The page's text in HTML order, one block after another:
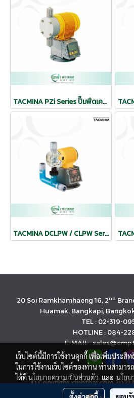
TACMINA PZi Series ปั๊มฟีดเคมีแม่นยำสูง ปั๊มเคมีปรับการไหล
TACMINA DCLPW / CLPW Series ชุดปั๊มโดสเคมี มีคอนโทรลเลอร์
20 Soi Ramkhamhaeng 16, 2nd
Huamak, Bangkapi,
TEL : 02-319-
HOTLINE : 084-
E-MAIL :
© Copyright cmpthai.com 2021
นโยบายคุ้มครองข้อมูลส่วนบุคค
เว็บไซต์นี้มีการใช้งานคุกกี้ เพื่อเพิ่มประ
ในการใช้งานเว็บไซต์ของท่าน ท่านสามาร
ได้ที่นโยบายความเป็นส่วนตัว และ นโยบ